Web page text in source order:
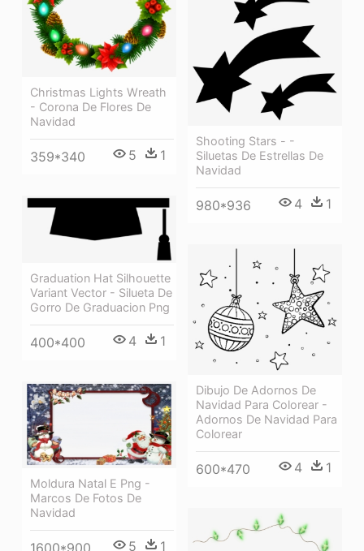
Christmas Lights Wreath
- Corona De Flores De
Navidad
359*340 5 1
Shooting Stars - -
Siluetas De Estrellas De
Navidad
980*936 4 1
Graduation Hat Silhouette
Variant Vector - Silueta De
Gorro De Graduacion Png
400*400 4 1
Dibujo De Adornos De
Navidad Para Colorear -
Adornos De Navidad Para
Colorear
600*470 4 1
Moldura Natal E Png -
Marcos De Fotos De
Navidad
1600*900 5 1